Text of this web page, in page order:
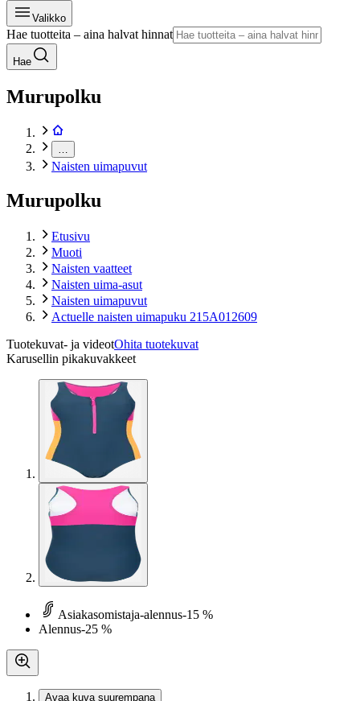
Valikko
Hae tuotteita – aina halvat hinnat
Hae
Murupolku
Naisten uimapuvut
Murupolku
Etusivu
Muoti
Naisten vaatteet
Naisten uima-asut
Naisten uimapuvut
Actuelle naisten uimapuku 215A012609
Tuotekuvat- ja videotOhita tuotekuvat
Karusellin pikakuvakkeet
Asiakasomistaja-alennus-15 %
Alennus-25 %
Avaa kuva suurempana